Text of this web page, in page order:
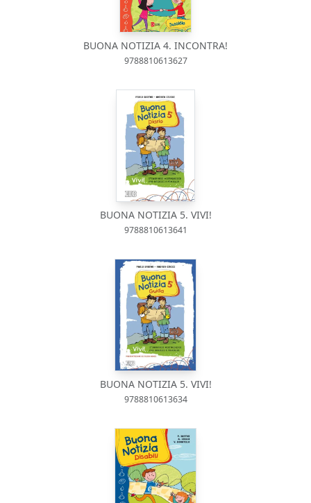
BUONA NOTIZIA 4. INCONTRA!
9788810613627
BUONA NOTIZIA 5. VIVI!
9788810613641
BUONA NOTIZIA 5. VIVI!
9788810613634